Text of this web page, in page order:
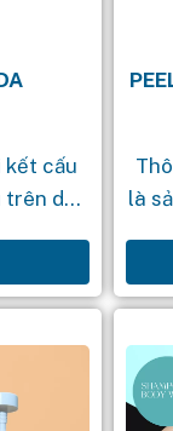
kết cấu
trên da,
thể
là